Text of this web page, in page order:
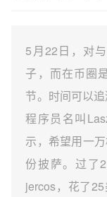
5月22日，对
子，而在币圈
节。时间可以
程序员名叫
示，希望用一
份披萨。过了
jercos，花了